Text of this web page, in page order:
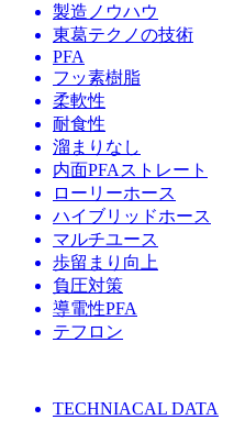
製造ノウハウ
東葛テクノの技術
PFA
フッ素樹脂
柔軟性
耐食性
溜まりなし
内面PFAストレート
ローリーホース
ハイブリッドホース
マルチユース
歩留まり向上
負圧対策
導電性PFA
テフロン
TECHNIACAL DATA